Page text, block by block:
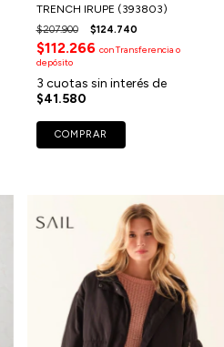
TRENCH IRUPE (393803)
$207.900 $124.740
$112.266 conTransferencia o
depósito
3 cuotas sin interés de
$41.580
COMPRAR